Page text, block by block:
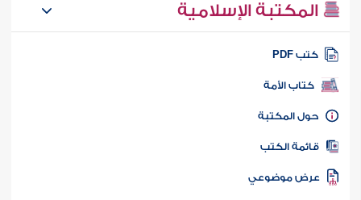
المكتبة الإسلامية
كتب PDF
كتاب الأمة
المكتبة
الكتب